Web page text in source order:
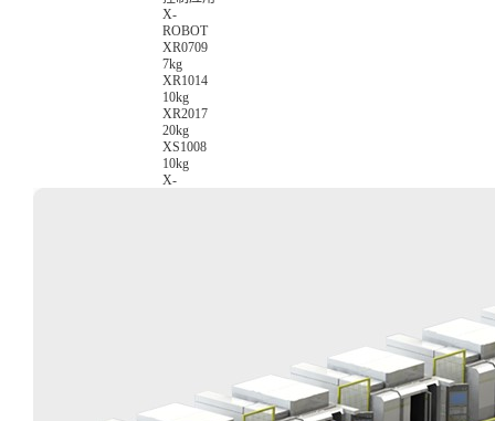
X-
ROBOT
XR0709
7kg
XR1014
10kg
XR2017
20kg
XS1008
10kg
X-
CCD补偿